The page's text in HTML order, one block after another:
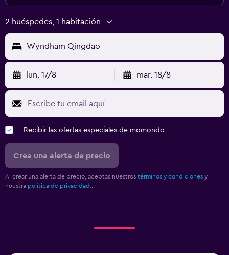
2 huéspedes, 1 habitación
Wyndham Qingdao
lun. 17/8 mar. 18/8
Recibir las ofertas especiales de momondo
Crea una alerta de precio
Al crear una alerta de precio, aceptas nuestros términos y condiciones y
nuestra política de privacidad.